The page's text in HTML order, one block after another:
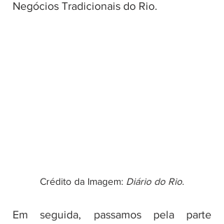
Negócios Tradicionais do Rio.
Crédito da Imagem: Diário do Rio.
Em seguida, passamos pela parte